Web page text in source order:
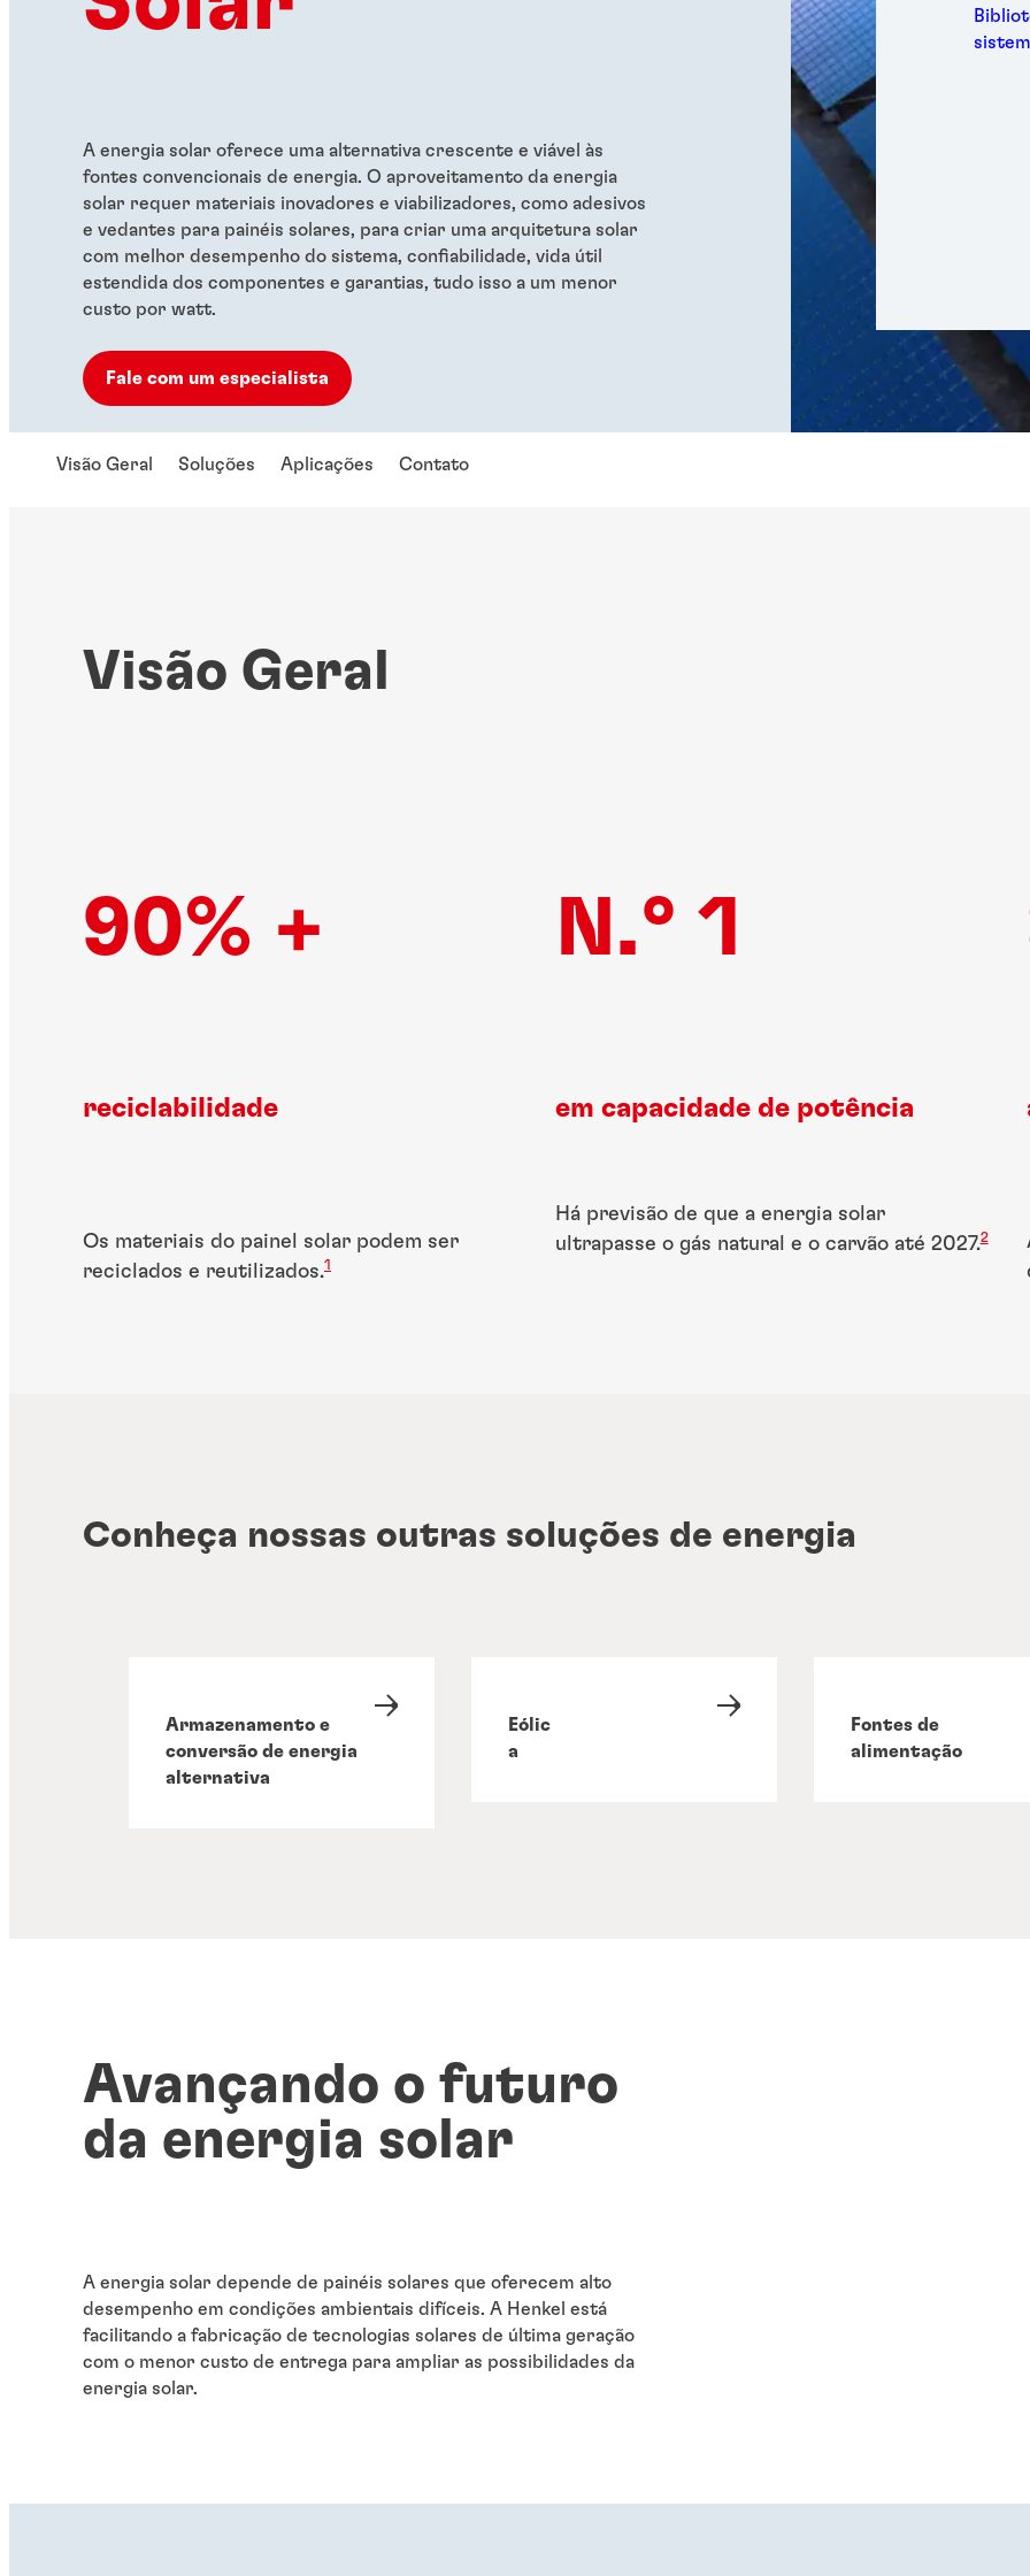
A energia solar oferece uma alternativa crescente e viável às
fontes convencionais de energia. O aproveitamento da energia
solar requer materiais inovadores e viabilizadores, como adesivos
e vedantes para painéis solares, para criar uma arquitetura solar
com melhor desempenho do sistema, confiabilidade, vida útil
estendida dos componentes e garantias, tudo isso a um menor
custo por watt.
Fale com um especialista
Visão Geral Soluções Aplicações Contato
Visão Geral
90% +
reciclabilidade
Os materiais do painel solar podem ser
reciclados e reutilizados.1
N.° 1
em capacidade de potência
Há previsão de que a energia solar
ultrapasse o gás natural e o carvão até 2027.2
Conheça nossas outras soluções de energia
Armazenamento e
conversão de energia
alternativa
Eólic
a
Fontes de
alimentação
Avançando o futuro
da energia solar
A energia solar depende de painéis solares que oferecem alto
desempenho em condições ambientais difíceis. A Henkel está
facilitando a fabricação de tecnologias solares de última geração
com o menor custo de entrega para ampliar as possibilidades da
energia solar.